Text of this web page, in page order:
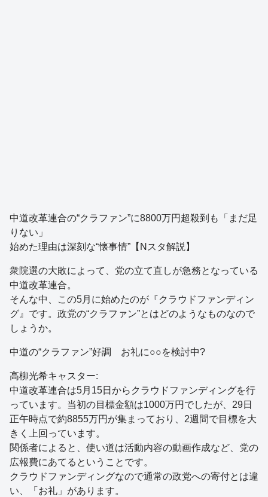
中道改革連合の“クラファン”に8800万円超殺到も「まだ足
りない」
始めた理由は深刻な“懐事情”【Nスタ解説】
衆院選の大敗によって、党の立て直しが急務となっている
中道改革連合。
そんな中、この5月に始めたのが『クラウドファンディン
グ』です。政党の“クラファン”とはどのようなものなので
しょうか。
中道の“クラファン”好調 お礼に○○を検討中?
高柳光希キャスター:
中道改革連合は5月15日からクラウドファンディングを行
っています。当初の目標金額は1000万円でしたが、29日
正午時点で約8855万円が集まっており、2週間で目標を大
きく上回っています。
関係者によると、使い道は活動内容の動画作成など、党の
広報費にあてるということです。
クラウドファンディングなので通常の政党への寄付とは違
い、「お礼」があります。